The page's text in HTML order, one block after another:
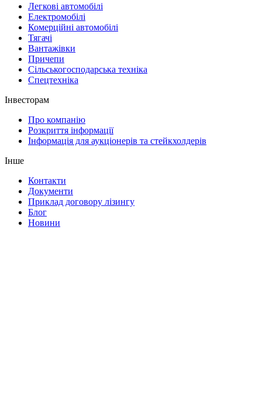
Легкові автомобілі
Електромобілі
Комерційні автомобілі
Тягачі
Вантажівки
Причепи
Сільськогосподарська техніка
Спецтехніка
Інвесторам
Про компанію
Розкриття інформації
Інформація для аукціонерів та стейкхолдерів
Інше
Контакти
Документи
Приклад договору лізингу
Блог
Новини